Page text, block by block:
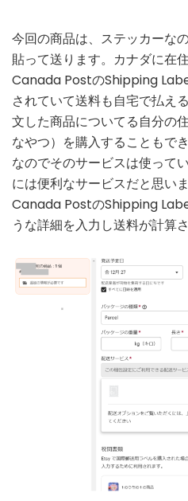
今回の商品は、ステッカーな
貼って送ります。カナダに在
Canada PostのShipping
されていて送料も自宅で払え
文した商品についてる自分の
なやつ）を購入することもで
なのでそのサービスは使って
には便利なサービスだと思い
Canada PostのShipping
うな詳細を入力し送料が計算